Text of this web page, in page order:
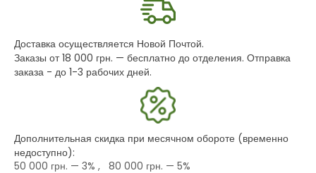
Доставка осуществляется Новой Почтой.
Заказы от 18 000 грн. — бесплатно до отделения. Отправка
заказа - до 1-3 рабочих дней.
Дополнительная скидка при месячном обороте (временно
недоступно):
50 000 грн. — 3% , 80 000 грн. — 5%